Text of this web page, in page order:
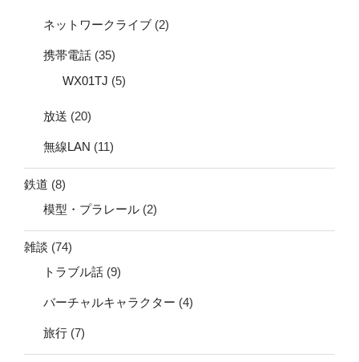
ネットワークライブ (2)
携帯電話 (35)
WX01TJ (5)
放送 (20)
無線LAN (11)
鉄道 (8)
模型・プラレール (2)
雑談 (74)
トラブル話 (9)
バーチャルキャラクター (4)
旅行 (7)